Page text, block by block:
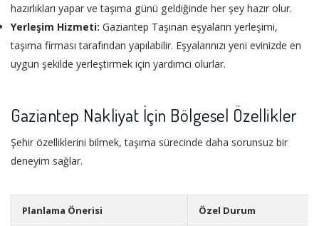
hazırlıkları yapar ve taşıma günü geldiğinde her şey hazır olur.
Yerleşim Hizmeti: Gaziantep Taşınan eşyaların yerleşimi,
taşıma firması tarafından yapılabilir. Eşyalarınızı yeni evinizde en
uygun şekilde yerleştirmek için yardımcı olurlar.
Gaziantep Nakliyat İçin Bölgesel Özellikler
Şehir özelliklerini bilmek, taşıma sürecinde daha sorunsuz bir
deneyim sağlar.
Planlama Önerisi Özel Durum